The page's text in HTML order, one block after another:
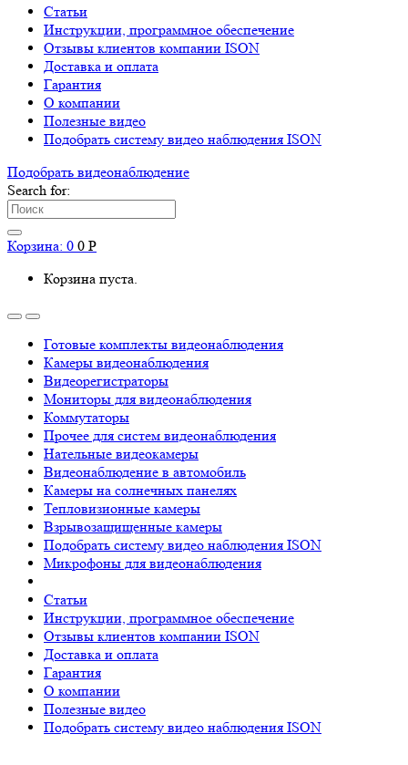
Статьи
Инструкции, программное обеспечение
Отзывы клиентов компании ISON
Доставка и оплата
Гарантия
О компании
Полезные видео
Подобрать систему видео наблюдения ISON
Подобрать видеонаблюдениe
Search for:
Корзина: 0 0 Р
Корзина пуста.
Готовые комплекты видеонаблюдения
Камеры видеонаблюдения
Видеорегистраторы
Мониторы для видеонаблюдения
Коммутаторы
Прочее для систем видеонаблюдения
Нательные видеокамеры
Видеонаблюдение в автомобиль
Камеры на солнечных панелях
Тепловизионные камеры
Взрывозащищенные камеры
Подобрать систему видео наблюдения ISON
Микрофоны для видеонаблюдения
Статьи
Инструкции, программное обеспечение
Отзывы клиентов компании ISON
Доставка и оплата
Гарантия
О компании
Полезные видео
Подобрать систему видео наблюдения ISON